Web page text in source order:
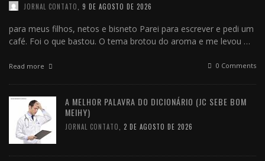
JORNAL CONTATO 9 DE AGOSTO DE 2026
para meus filhos, netos e bisneto Parei para escrever e pedi um
café. Foi o que bastou. O tema brotou do aroma e me levou …
Read more 0 Comments
A MELHOR PALAVRA DO DICIONÁRIO (JC SEBE BOM
MEIHY)
JORNAL CONTATO, 2 DE AGOSTO DE 2026